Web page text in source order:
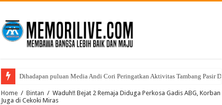
Dihadapan puluan Media Andi Cori Peringatkan Aktivitas Tambang Pasir
Home / Bintan / Waduh!! Bejat 2 Remaja Diduga Perkosa Gadis ABG, Korban
Juga di Cekoki Miras